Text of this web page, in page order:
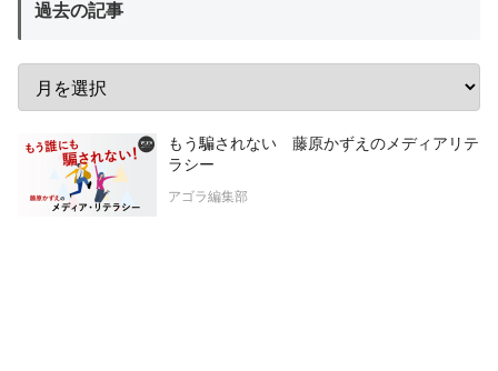
過去の記事
もう騙されない 藤原かずえのメディアリテ
ラシー
アゴラ編集部